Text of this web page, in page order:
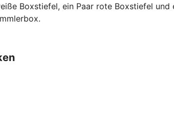
Boxstiefel, ein Paar rote Boxstiefel